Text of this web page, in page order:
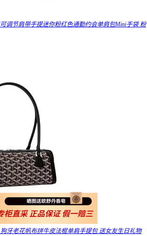
调节肩带手提迷你粉红色通勤约会单肩包Mini手袋 粉
牙老花帆布拼牛皮法棍单肩手提包 送女友生日礼物